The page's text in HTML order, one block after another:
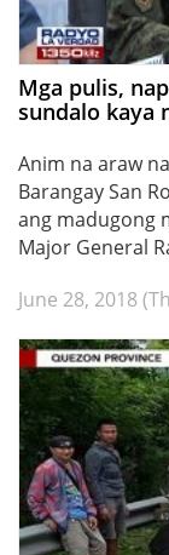
Mga pulis,
sundalo kaya
Anim na araw
Barangay San
ang madugong
Major General
June 28, 2018